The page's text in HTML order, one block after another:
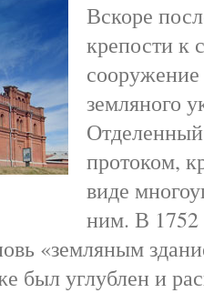
Вскоре
крепости к
сооружение
земляного
протоком,
виде
ним. В 1752
«земляным
был углублен и